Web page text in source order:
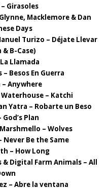
Girasoles
Macklemore & Dan
Days
Turizo – Déjate Llevar
B-Case)
Llamada
Besos En Guerra
– Anywhere
– Katchi
Yatra – Robarte un Beso
Plan
– Wolves
Never Be the Same
– How Long
& Digital Farm Animals – All
– Abre la ventana